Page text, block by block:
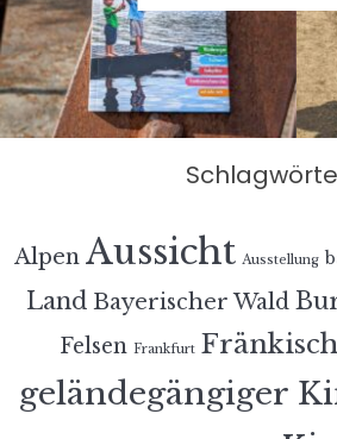
Alpen Aussicht Ausstellung
Land Bayerischer Wald
Felsen Frankfurt
geländegängiger